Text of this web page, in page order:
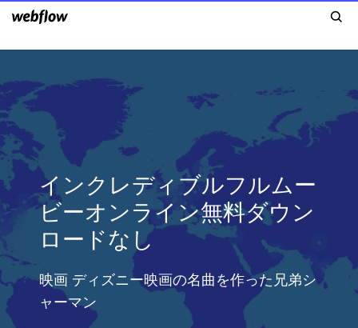
インクレディブルフルムー
ビーオンライン無料ダウン
ロードなし
映画 ディズニー映画の名曲を作った兄弟シ
ャーマン